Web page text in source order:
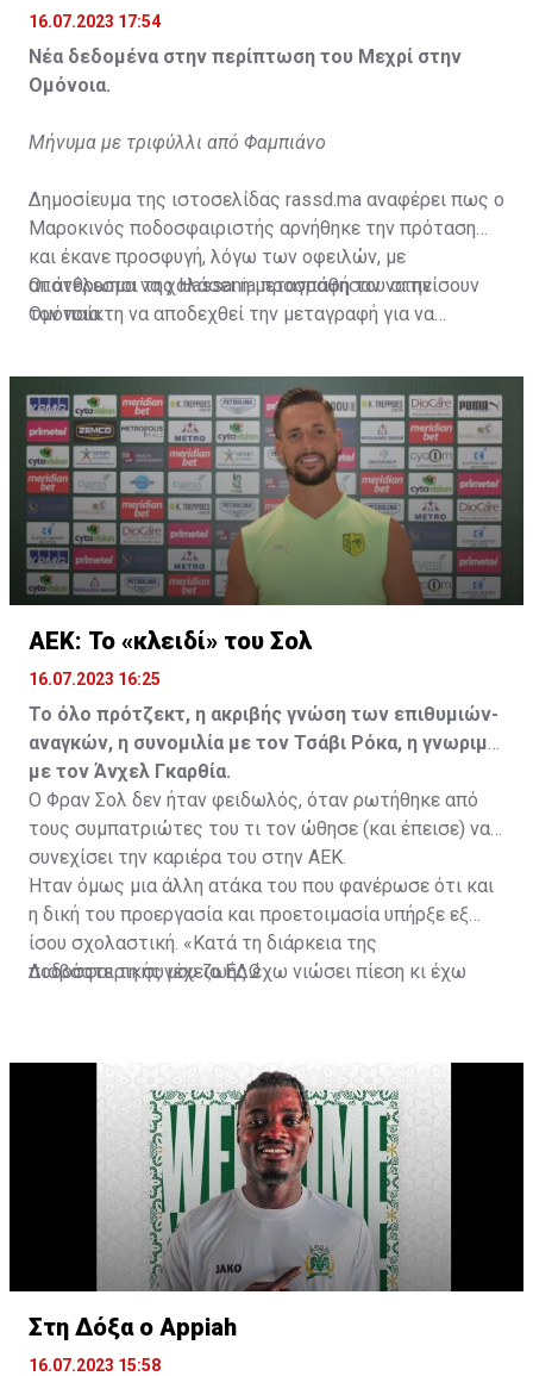
16.07.2023 17:54
Νέα δεδομένα στην περίπτωση του Μεχρί στην
Ομόνοια.
Μήνυμα με τριφύλλι από Φαμπιάνο
Δημοσίευμα της ιστοσελίδας rassd.ma αναφέρει πως ο
Μαροκινός ποδοσφαιριστής αρνήθηκε την πρόταση
και έκανε προσφυγή, λόγω των οφειλών, με
αποτέλεσμα να χαλάσει η μεταγραφή του στην
Ομόνοια.
Οι άνθρωποι της Hassania προσπάθησαν να πείσουν
τον παίκτη να αποδεχθεί την μεταγραφή για να
να λύσει το συμβόλαιό του, ώστε να μετακομίσει
ελεύθερα σε οποιαδήποτε νέα ομάδα το τρέχον
καλοκαίρι.
ΑΕΚ: Το «κλειδί» του Σολ
16.07.2023 16:25
Το όλο πρότζεκτ, η ακριβής γνώση των επιθυμιών-
αναγκών, η συνομιλία με τον Τσάβι Ρόκα, η γνωριμία
με τον Άνχελ Γκαρθία.
Ο Φραν Σολ δεν ήταν φειδωλός, όταν ρωτήθηκε από
τους συμπατριώτες του τι τον ώθησε (και έπεισε) να
συνεχίσει την καριέρα του στην ΑΕΚ.
Ήταν όμως μια άλλη ατάκα του που φανέρωσε ότι και
η δική του προεργασία και προετοιμασία υπήρξε εξ
ίσου σχολαστική. «Κατά τη διάρκεια της
ποδοσφαιρικής μου ζωής έχω νιώσει πίεση κι έχω
Διαβάστε τη συνέχειαΕΔΩ
Στη Δόξα ο Appiah
16.07.2023 15:58